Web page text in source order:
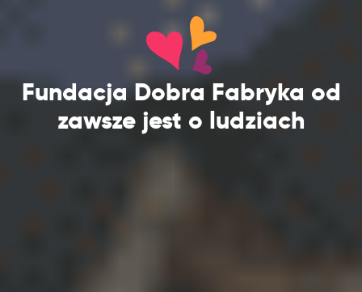
Fundacja Dobra Fabryka od
zawsze jest o ludziach